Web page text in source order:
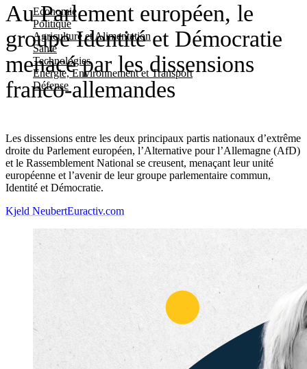
Economie
Politique
Agriculture et Alimentation
Santé
Technologies
Energie, Environnement et Transport
Défense
Au Parlement européen, le
groupe Identité et Démocratie
menacé par les dissensions
franco-allemandes
Les dissensions entre les deux principaux partis nationaux d’extrême
droite du Parlement européen, l’Alternative pour l’Allemagne (AfD)
et le Rassemblement National se creusent, menaçant leur unité
européenne et l’avenir de leur groupe parlementaire commun,
Identité et Démocratie.
Kjeld NeubertEuractiv.com